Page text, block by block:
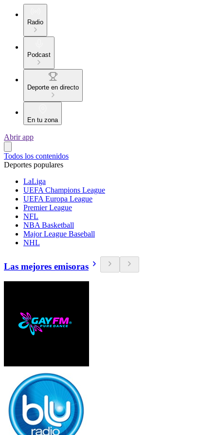
Radio
Podcast
Deporte en directo
En tu zona
Abrir app
Todos los contenidos
Deportes populares
LaLiga
UEFA Champions League
UEFA Europa League
Premier League
NFL
NBA Basketball
Major League Baseball
NHL
Las mejores emisoras